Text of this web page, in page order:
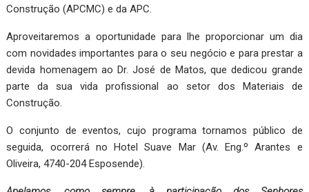
Construção (APCMC) e da APC.
Aproveitaremos a oportunidade para lhe proporcionar um dia
com novidades importantes para o seu negócio e para prestar a
devida homenagem ao Dr. José de Matos, que dedicou grande
parte da sua vida profissional ao setor dos Materiais de
Construção.
O conjunto de eventos, cujo programa tornamos público de
seguida, ocorrerá no Hotel Suave Mar (Av. Eng.º Arantes e
Oliveira, 4740-204 Esposende).